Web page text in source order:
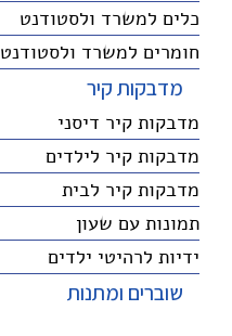
כלים למשרד ולסטודנט
חומרים למשרד ולסטודנט
מדבקות קיר
מדבקות קיר דיסני
מדבקות קיר לילדים
מדבקות קיר לבית
תמונות עם שעון
ידיות לרהיטי ילדים
שוברים ומתנות